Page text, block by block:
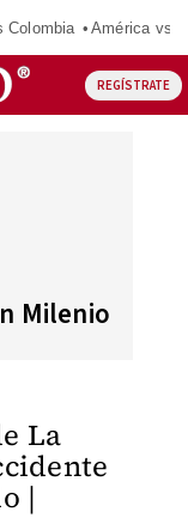
Colombia América vs
REGÍSTRATE
Milenio
La
|